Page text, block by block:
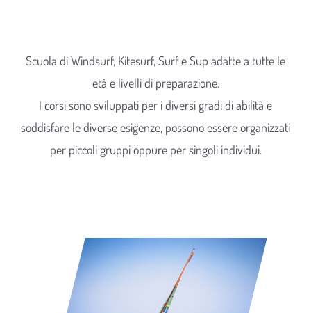
Scuola di Windsurf, Kitesurf, Surf e Sup adatte a tutte le
età e livelli di preparazione.
I corsi sono sviluppati per i diversi gradi di abilità e
soddisfare le diverse esigenze, possono essere organizzati
per piccoli gruppi oppure per singoli individui.